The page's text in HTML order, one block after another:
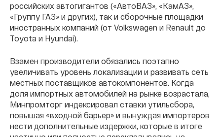
российских автогигантов («АвтоВАЗ», «КамАЗ»,
«Группу ГАЗ» и других), так и сборочные площадки
иностранных компаний (от Volkswagen и Renault до
Toyota и Hyundai).
Взамен производители обязались поэтапно
увеличивать уровень локализации и развивать сеть
местных поставщиков автокомпонентов. Когда
доля импортных автомобилей на рынке возрастала,
Минпромторг индексировал ставки утильсбора,
повышая «входной барьер» и вынуждая импортеров
нести дополнительные издержки, которые в итоге